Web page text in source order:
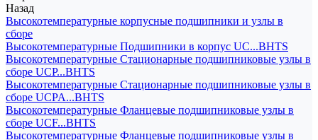
Назад
Высокотемпературные корпусные подшипники и узлы в
сборе
Высокотемпературные Подшипники в корпус UC...BHTS
Высокотемпературные Стационарные подшипниковые узлы в
сборе UCP...BHTS
Высокотемпературные Стационарные подшипниковые узлы в
сборе UCPA...BHTS
Высокотемпературные Фланцевые подшипниковые узлы в
сборе UCF...BHTS
Высокотемпературные Фланцевые подшипниковые узлы в